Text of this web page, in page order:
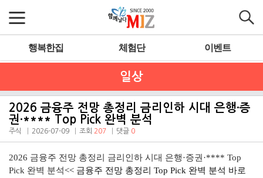
행복한집 체험단 이벤트
일상
2026 금융주 전망 총정리 금리인하 시대 은행·증
권·**** Top Pick 완벽 분석
주식 2026-07-09 조회 207 댓글 0
2026 금융주 전망 총정리 금리인하 시대 은행·증권·**** Top
Pick 완벽 분석<< 금융주 전망 총정리 Top Pick 완벽 분석 바로